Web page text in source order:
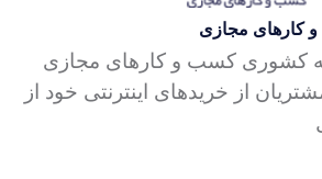
کارهای مجازی
کشوری کسب و کارهای مجازی
از خریدهای اینترنتی خود از